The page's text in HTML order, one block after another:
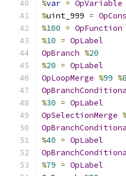
%var = OpVariable
%uint_999 =
%100 = OpFunction
%10 = OpLabel
OpBranch %20
%20 = OpLabel
OpLoopMerge %99 %
%30 = OpLabel
OpSelectionMerge
%40 = OpLabel
%79 = OpLabel